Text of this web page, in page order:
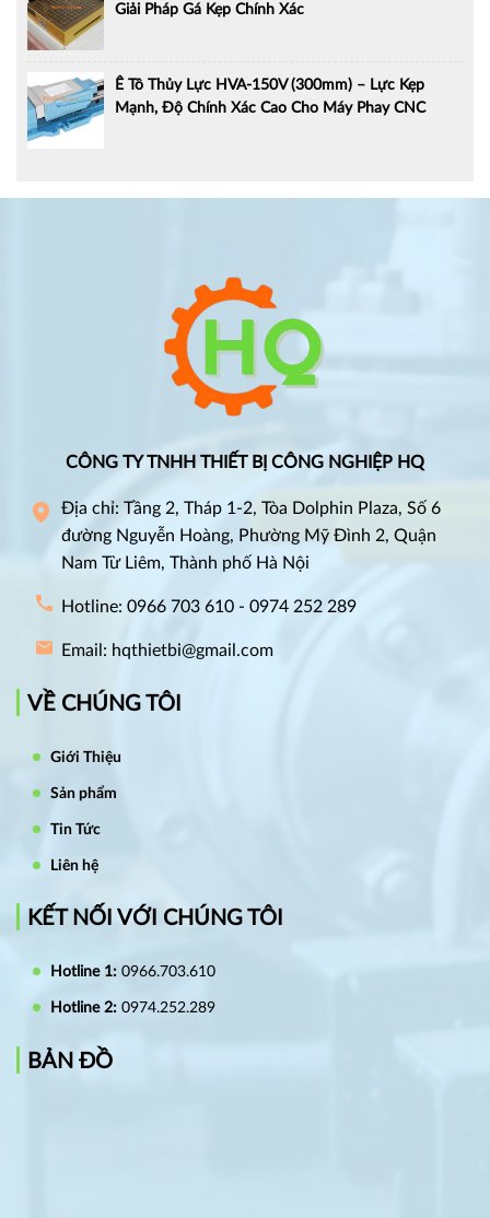
Giải Pháp Gá Kẹp Chính Xác
Ê Tô Thủy Lực HVA-150V (300mm) – Lực Kẹp
Mạnh, Độ Chính Xác Cao Cho Máy Phay CNC
CÔNG TY TNHH THIẾT BỊ CÔNG NGHIỆP HQ
Địa chỉ: Tầng 2, Tháp 1-2, Tòa Dolphin Plaza, Số 6
đường Nguyễn Hoàng, Phường Mỹ Đình 2, Quận
Nam Từ Liêm, Thành phố Hà Nội
Hotline: 0966 703 610 - 0974 252 289
Email: hqthietbi@gmail.com
VỀ CHÚNG TÔI
Giới Thiệu
Sản phẩm
Tin Tức
Liên hệ
KẾT NỐI VỚI CHÚNG TÔI
Hotline 1: 0966.703.610
Hotline 2: 0974.252.289
BẢN ĐỒ